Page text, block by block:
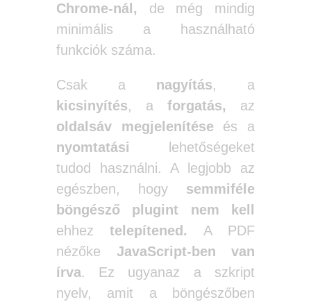
Chrome-nál, de még mindig
minimális a használható
funkciók száma.
Csak a nagyítás, a
kicsinyítés, aforgatás, az
oldalsáv megjelenítése és a
nyomtatási lehetőségeket
tudod használni. A legjobb az
egészben, hogy semmiféle
böngésző plugint nem kell
ehhez telepítened. A PDF
nézőke JavaScript-ben van
írva. Ez ugyanaz a szkript
nyelv, amit a böngészőben